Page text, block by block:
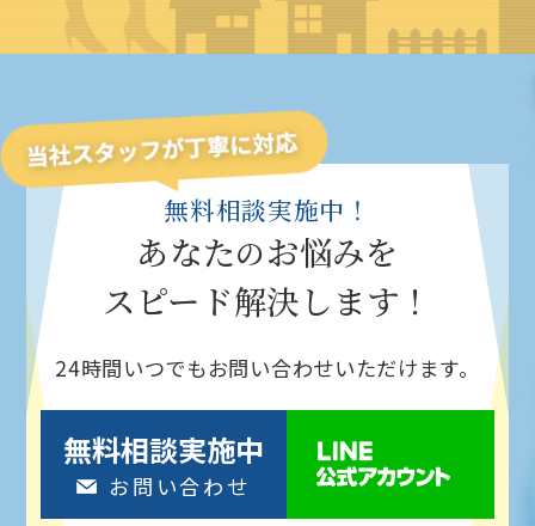
無料相談実施中！
あなたのお悩みを
スピード解決します！
24時間いつでもお問い合わせいただけます。
無料相談実施中
お問い合わせ